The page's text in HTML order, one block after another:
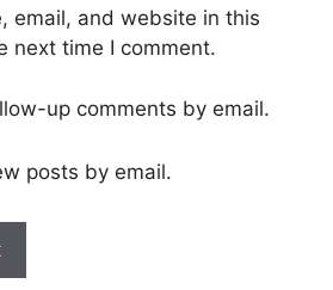
email, and website in this
next time I comment.
up comments by email.
posts by email.